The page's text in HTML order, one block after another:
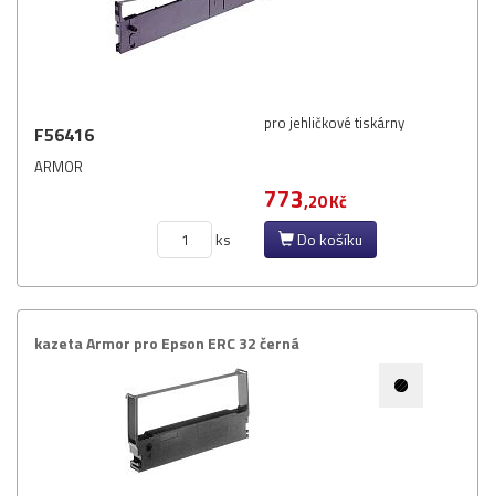
F56416
ARMOR
pro jehličkové tiskárny
773,20 Kč
ks Do košíku
kazeta Armor pro Epson ERC 32 černá